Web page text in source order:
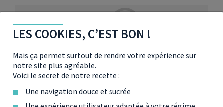
À LIRE ÉGALEMENT SUR LES
CONSEILS POUR PLACER
SON ARGENT
LES COOKIES, C’EST BON !
Mais ça permet surtout de rendre votre expérience sur
notre site plus agréable.
Voici le secret de notre recette :
Une navigation douce et sucrée